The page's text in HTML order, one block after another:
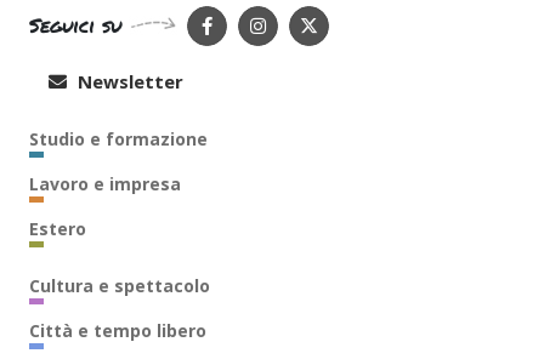
Seguici su
Newsletter
Studio e formazione
Lavoro e impresa
Estero
Cultura e spettacolo
Città e tempo libero